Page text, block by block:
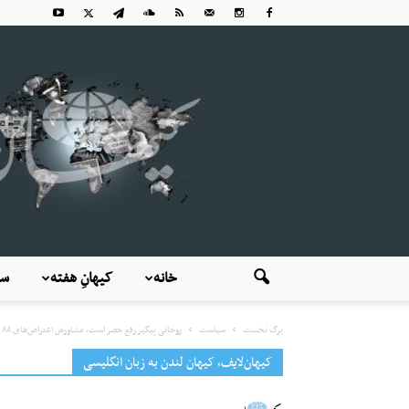
کیهانِ هفته خانه
برگ نخست سیاست روحانی پیگیر رفع حصر است، مشاورش اعتراض‌های ۸۸ را فتنه می‌داند
کیهان‌لایف، کیهان لندن به زبان انگلیسی